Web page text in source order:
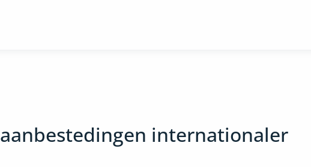
internationaler